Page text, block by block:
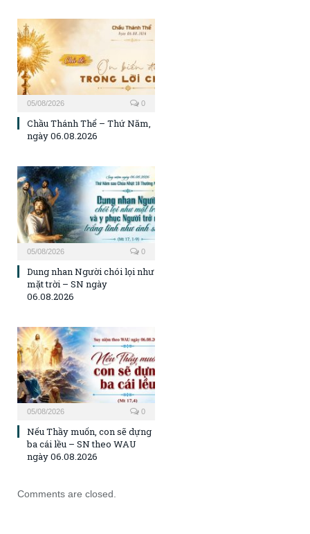
05/08/2026 0
Chầu Thánh Thể – Thứ Năm,
ngày 06.08.2026
05/08/2026 0
Dung nhan Người chói lọi như
mặt trời – SN ngày
06.08.2026
05/08/2026 0
Nếu Thầy muốn, con sẽ dựng
ba cái lều – SN theo WAU
ngày 06.08.2026
Comments are closed.